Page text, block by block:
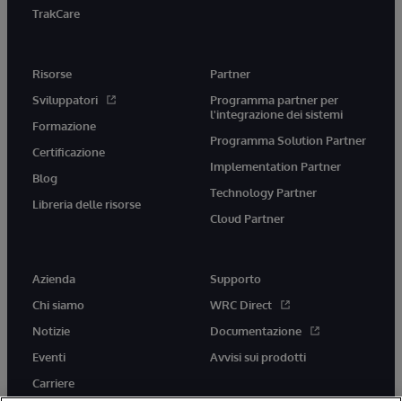
TrakCare
Risorse
Sviluppatori
Formazione
Certificazione
Blog
Libreria delle risorse
Partner
Programma partner per
l'integrazione dei sistemi
Programma Solution Partner
Implementation Partner
Technology Partner
Cloud Partner
Azienda
Chi siamo
Notizie
Eventi
Carriere
Supporto
WRC Direct
Documentazione
Avvisi sui prodotti